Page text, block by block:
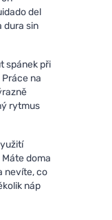
del
dura sin
spánek při
na
rytmus
doma
nevíte, co
náp